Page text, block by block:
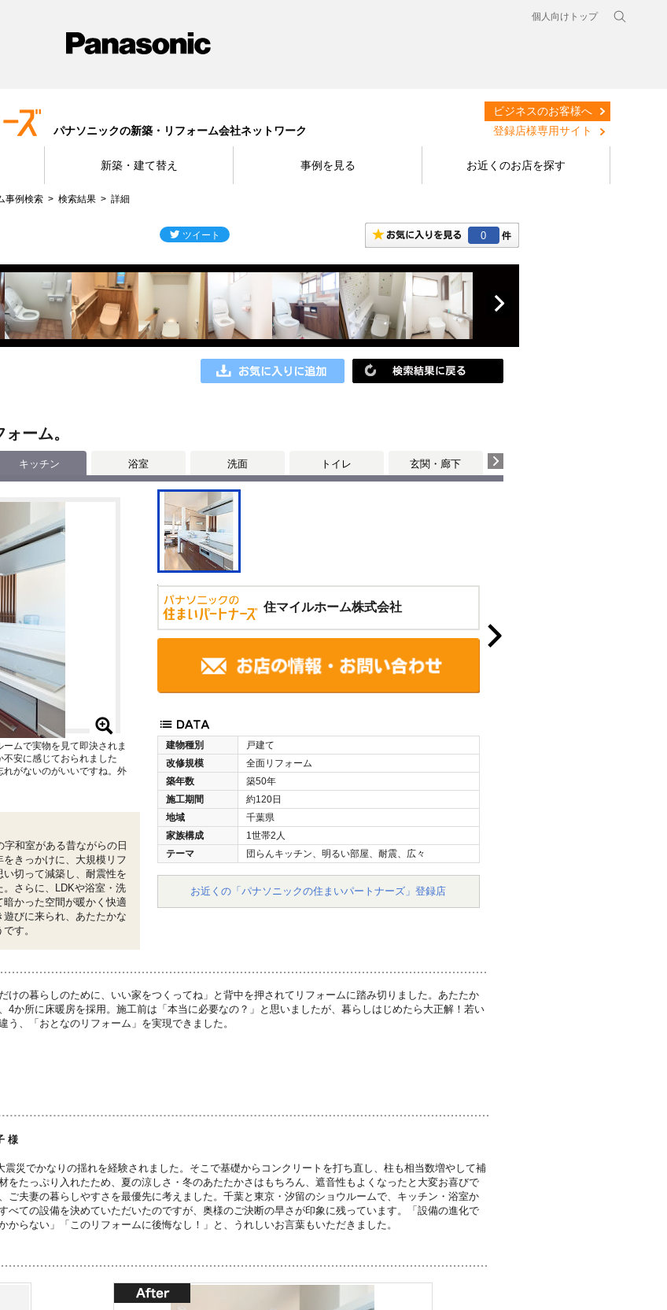
個人向けトップ
パナソニックの新築・リフォーム会社ネットワーク
ビジネスのお客様へ
登録店様専用サイト
新築・建て替え 事例を見る お近くのお店を探す
事例検索 検索結果 詳細
0
ーム。
キッチン 浴室 洗面 トイレ 玄関・廊下
住マイルホーム株式会社
建物種別
戸建て
改修規模
全面リフォーム
築年数
築50年
施工期間
約120日
地域
千葉県
家族構成
1世帯2人
テーマ
団らんキッチン、明るい部屋、耐震、広々
お近くの「パナソニックの住まいパートナーズ」登録店
ムで実物を見て即決されま
安に感じておられました
がないのがいいですね。外
和室がある昔ながらの日
きっかけに、大規模リフ
切って減築し、耐震性を
さらに、LDKや浴室・洗
かった空間が暖かく快適
びに来られ、あたたかな
す。
けの暮らしのために、いい家をつくってね」と背中を押されてリフォームに踏み切りました。あたたか
4か所に床暖房を採用。施工前は「本当に必要なの？」と思いましたが、暮らしはじめたら大正解！若い
う、「おとなのリフォーム」を実現できました。
様
震災でかなりの揺れを経験されました。そこで基礎からコンクリートを打ち直し、柱も相当数増やして補
をたっぷり入れたため、夏の涼しさ・冬のあたたかさはもちろん、遮音性もよくなったと大変お喜びで
ご夫妻の暮らしやすさを最優先に考えました。千葉と東京・汐留のショウルームで、キッチン・浴室か
べての設備を決めていただいたのですが、奥様のご決断の早さが印象に残っています。「設備の進化で
からない」「このリフォームに後悔なし！」と、うれしいお言葉もいただきました。